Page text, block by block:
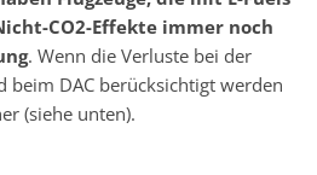
CO2-Effekte immer noch
. Wenn die Verluste bei der
beim DAC berücksichtigt werden
(siehe unten).